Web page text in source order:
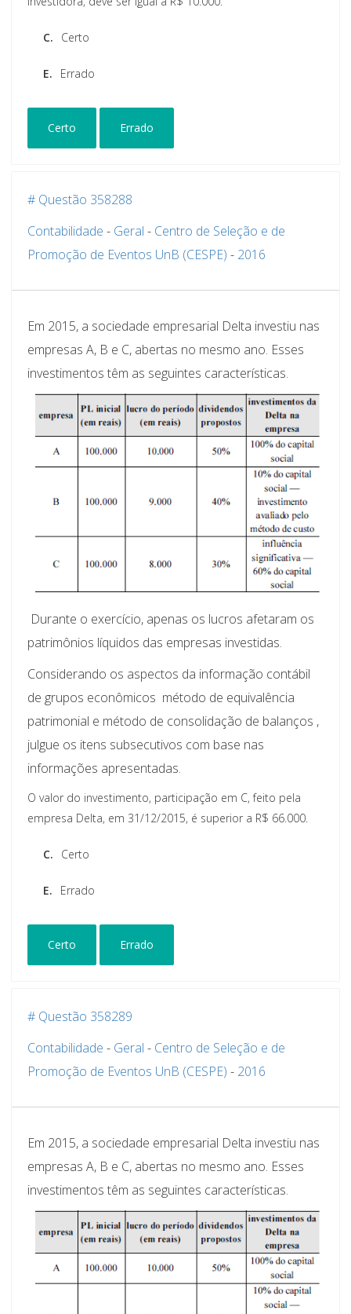
C. Certo
E. Errado
Certo Errado
# Questão 358288
Contabilidade - Geral - Centro de Seleção e de
Promoção de Eventos UnB (CESPE) - 2016
Em 2015, a sociedade empresarial Delta investiu nas
empresas A, B e C, abertas no mesmo ano. Esses
investimentos têm as seguintes características.
Durante o exercício, apenas os lucros afetaram os
patrimônios líquidos das empresas investidas.
Considerando os aspectos da informação contábil
de grupos econômicos  método de equivalência
patrimonial e método de consolidação de balanços ,
julgue os itens subsecutivos com base nas
informações apresentadas.
O valor do investimento, participação em C, feito pela
empresa Delta, em 31/12/2015, é superior a R$ 66.000.
C. Certo
E. Errado
Certo Errado
# Questão 358289
Contabilidade - Geral - Centro de Seleção e de
Promoção de Eventos UnB (CESPE) - 2016
Em 2015, a sociedade empresarial Delta investiu nas
empresas A, B e C, abertas no mesmo ano. Esses
investimentos têm as seguintes características.